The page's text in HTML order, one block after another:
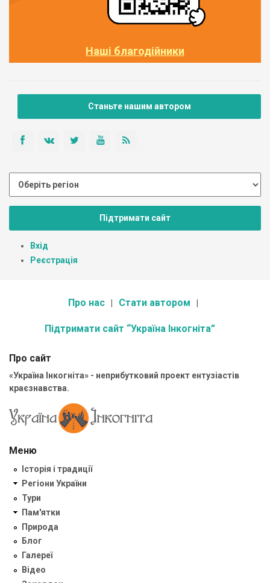
Наші благодійники
Станьте нашим автором
Підтримати сайт
Вхід
Реєстрація
Про нас Стати автором
Підтримати сайт “Україна Інкогніта”
Про сайт
«Україна Інкогніта» - неприбутковий проект ентузіастів
краєзнавства.
Меню
Історія і традиції
Регіони України
Тури
Пам'ятки
Природа
Блог
Галереї
Відео